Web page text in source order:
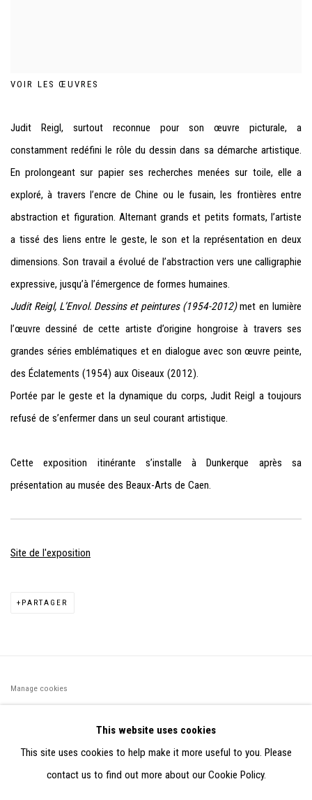
VOIR LES ŒUVRES
Judit Reigl, surtout reconnue pour son œuvre picturale, a
constamment redéfini le rôle du dessin dans sa démarche artistique.
En prolongeant sur papier ses recherches menées sur toile, elle a
exploré, à travers l’encre de Chine ou le fusain, les frontières entre
abstraction et figuration. Alternant grands et petits formats, l’artiste
a tissé des liens entre le geste, le son et la représentation en deux
dimensions. Son travail a évolué de l’abstraction vers une calligraphie
expressive, jusqu’à l’émergence de formes humaines.
Judit Reigl, L’Envol. Dessins et peintures (1954-2012)met en lumière
l’œuvre dessiné de cette artiste d’origine hongroise à travers ses
grandes séries emblématiques et en dialogue avec son œuvre peinte,
des Éclatements (1954) aux Oiseaux (2012).
Portée par le geste et la dynamique du corps, Judit Reigl a toujours
refusé de s’enfermer dans un seul courant artistique.
Cette exposition itinérante s’installe à Dunkerque après sa
présentation au musée des Beaux-Arts de Caen.
Site de l'exposition
PARTAGER
Manage cookies
PARTIR DES DONNÉES COLLECTÉES PAR ELISABETH KLIMOFF
DE 2015 À 2019
SITE BY ARTLOGIC
This website uses cookies
This site uses cookies to help make it more useful to you. Please
contact us to find out more about our Cookie Policy.